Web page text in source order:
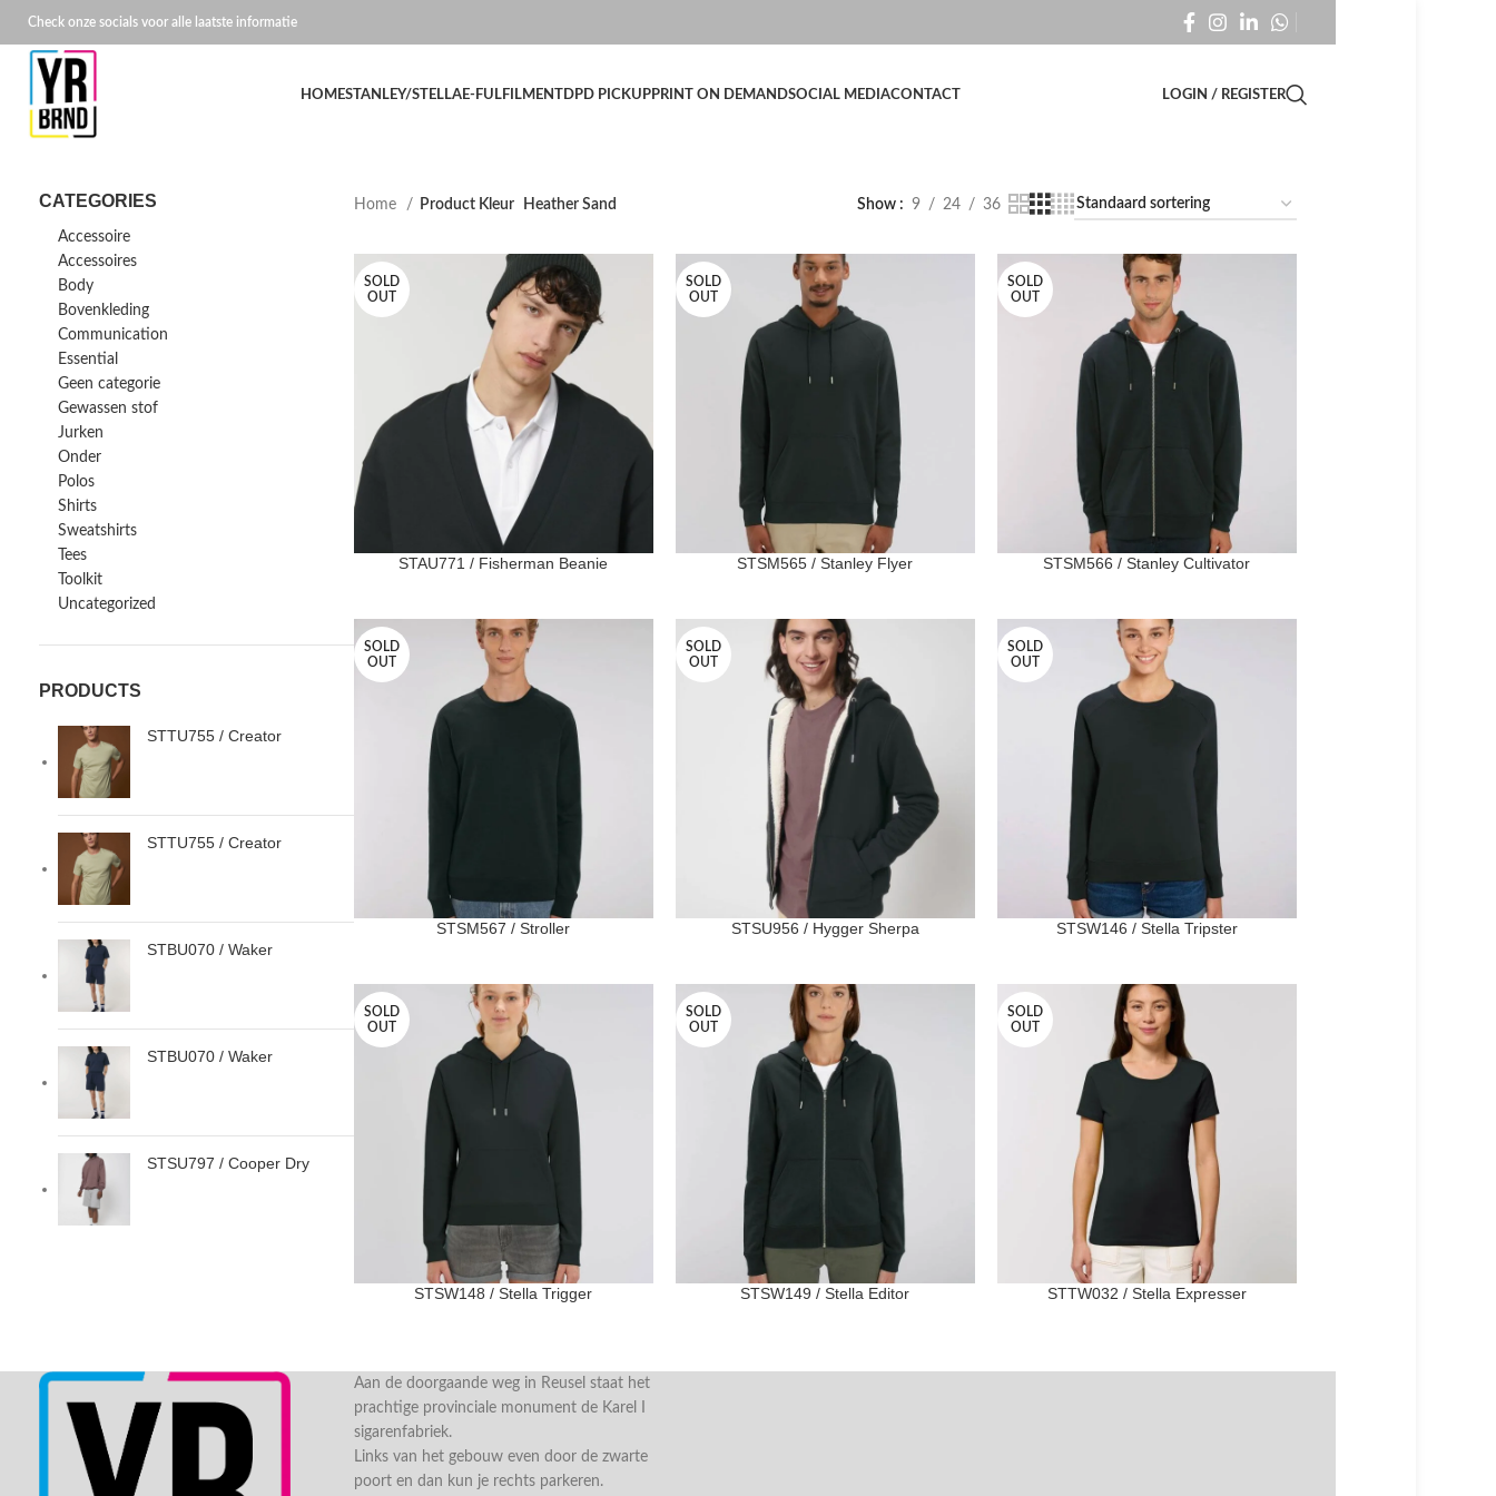
Check onze socials voor alle laatste informatie
HOMESTANLEY/STELLAE-FULFILMENT DPD PICKUPPRINT ON DEMANDSOCIAL MEDIACONTACT LOGIN / REGISTER
CATEGORIES
Accessoire
Accessoires
Body
Bovenkleding
Communication
Essential
Geen categorie
Gewassen stof
Jurken
Onder
Polos
Shirts
Sweatshirts
Tees
Toolkit
Uncategorized
PRODUCTS
STTU755 / Creator
STTU755 / Creator
STBU070 / Waker
STBU070 / Waker
STSU797 / Cooper Dry
Home Product Kleur Heather Sand Show 9 24 36
SOLD
OUT
STAU771 / Fisherman Beanie
SOLD
OUT
STSM565 / Stanley Flyer
SOLD
OUT
STSM566 / Stanley Cultivator
SOLD
OUT
STSM567 / Stroller
SOLD
OUT
STSU956 / Hygger Sherpa
SOLD
OUT
STSW146 / Stella Tripster
SOLD
OUT
STSW148 / Stella Trigger
SOLD
OUT
STSW149 / Stella Editor
SOLD
OUT
STTW032 / Stella Expresser
Aan de doorgaande weg in Reusel staat het
prachtige provinciale monument de Karel I
sigarenfabriek.
Links van het gebouw even door de zwarte
poort en dan kun je rechts parkeren.